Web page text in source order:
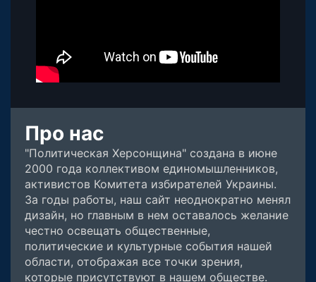
Про нас
"Политическая Херсонщина" создана в июне
2000 года коллективом единомышленников,
активистов Комитета избирателей Украины.
За годы работы, наш сайт неоднократно менял
дизайн, но главным в нем оставалось желание
честно освещать общественные,
политические и культурные события нашей
области, отображая все точки зрения,
которые присутствуют в нашем обществе.